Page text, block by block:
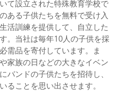
て設立された特殊教育学校で
ある子供たちを無料で受け入
活訓練を提供して、自立した
。当社は毎年10人の子供を採
需品を寄付しています。ま
家族の日などの大きなイベン
バンドの子供たちを招待し、
ることを思い出させます。